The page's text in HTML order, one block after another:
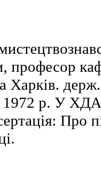
професор
Харків.
1972 р. У
Про